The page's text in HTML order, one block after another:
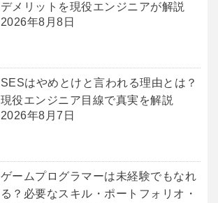
デメリットを現役エンジニアが解説
2026年8月8日
SESはやめとけと言われる理由とは？
現役エンジニア目線で真実を解説
2026年8月7日
ゲームプログラマーは未経験でもなれ
る？必要なスキル・ポートフォリオ・